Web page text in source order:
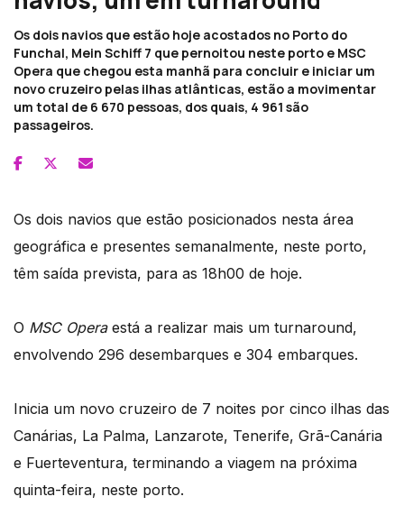
Os dois navios que estão hoje acostados no Porto do
Funchal, Mein Schiff 7 que pernoitou neste porto e MSC
Opera que chegou esta manhã para concluir e iniciar um
novo cruzeiro pelas ilhas atlânticas, estão a movimentar
um total de 6 670 pessoas, dos quais, 4 961 são
passageiros.
Os dois navios que estão posicionados nesta área
geográfica e presentes semanalmente, neste porto,
têm saída prevista, para as 18h00 de hoje.
O MSC Operaestá a realizar mais um turnaround,
envolvendo 296 desembarques e 304 embarques.
Inicia um novo cruzeiro de 7 noites por cinco ilhas das
Canárias, La Palma, Lanzarote, Tenerife, Grã-Canária
e Fuerteventura, terminando a viagem na próxima
quinta-feira, neste porto.